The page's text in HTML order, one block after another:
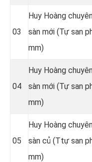
03
Huy Hoàng
sàn mới (Tự san
mm)
04
Huy Hoàng
sàn mới (Tự san
mm)
05
Huy Hoàng
sàn củ (Ttự san
mm)